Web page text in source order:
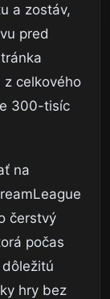
a zostáv,
pred
z celkového
300-tisíc
na
čerstvý
počas
hry bez